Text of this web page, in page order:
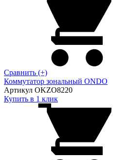
Сравнить (+)
Коммутатор зональный ONDO
Артикул OKZO8220
Купить в 1 клик